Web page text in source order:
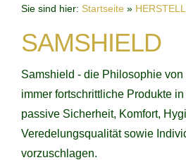
Sie sind hier: Startseite »
SAMSHIELD
Samshield - die Philosophie
immer fortschrittliche Produkte
passive Sicherheit, Komfort,
Veredelungsqualität sowie
vorzuschlagen.